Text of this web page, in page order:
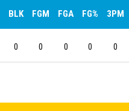
BLK FGM FGA FG% 3PM
0 0 0 0 0